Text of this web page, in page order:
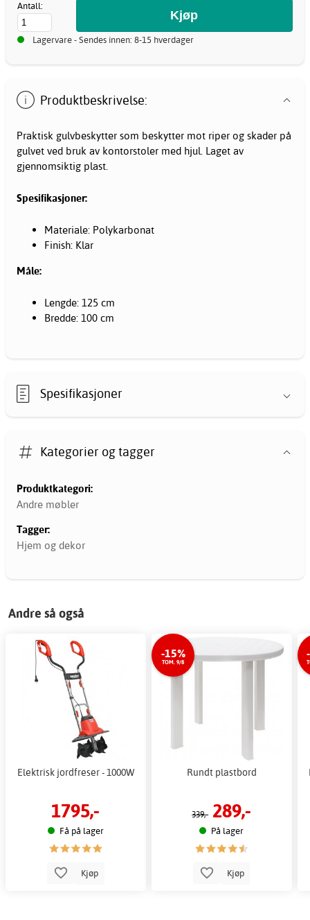
Antall:
Lagervare - Sendes innen: 8-15 hverdager
Produktbeskrivelse:
Praktisk gulvbeskytter som beskytter mot riper og skader på
gulvet ved bruk av kontorstoler med hjul. Laget av
gjennomsiktig plast.
Spesifikasjoner:
Materiale: Polykarbonat
Finish: Klar
Måle:
Lengde: 125 cm
Bredde: 100 cm
Spesifikasjoner
Kategorier og tagger
Produktkategori:
Andre møbler
Tagger:
Hjem og dekor
Andre så også
Elektrisk jordfreser - 1000W
1795,-
Få på lager
Kjøp
-15%
TOM. 9/8
Rundt plastbord
339,- 289,-
På lager
Kjøp